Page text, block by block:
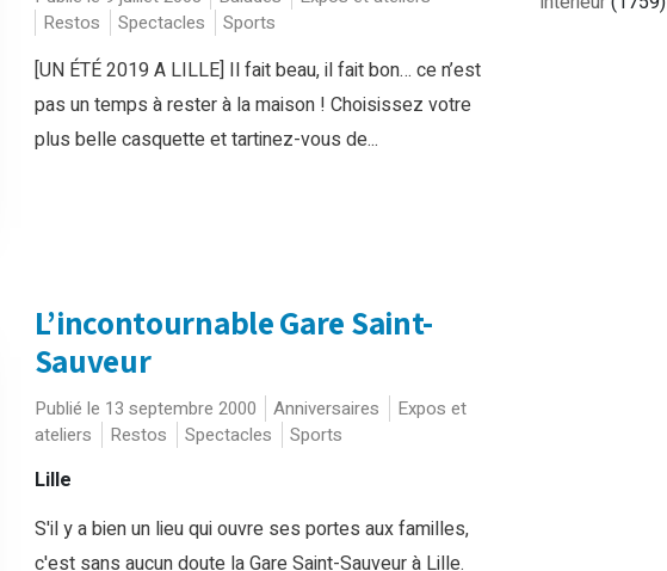
Restos
Spectacles Sports
[UN ÉTÉ 2019 A LILLE] Il fait beau, il fait bon… ce n’est
pas un temps à rester à la maison ! Choisissez votre
plus belle casquette et tartinez-vous de...
L’incontournable Gare Saint-
Sauveur
Publié le 13 septembre 2000 Anniversaires
Expos et
ateliers
Restos Spectacles Sports
Lille
S'il y a bien un lieu qui ouvre ses portes aux familles,
c'est sans aucun doute la Gare Saint-Sauveur à Lille.